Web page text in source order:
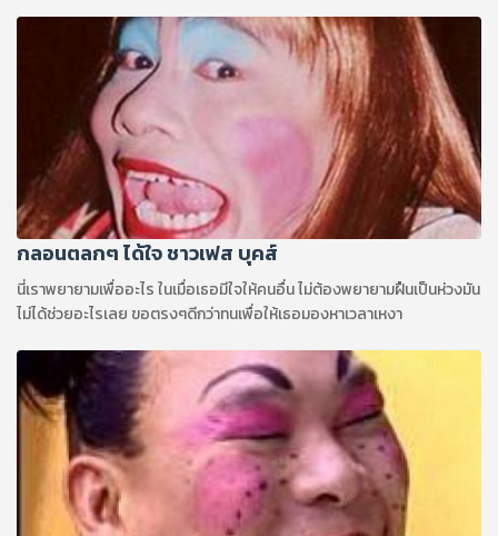
กลอนตลกๆ ได้ใจ ชาวเฟส บุคส์
นี่เราพยายามเพื่ออะไร ในเมื่อเธอมีใจให้คนอื่น ไม่ต้องพยายามฝืนเป็นห่วงมัน
ไม่ได้ช่วยอะไรเลย ขอตรงๆดีกว่าทนเพื่อให้เธอมองหาเวลาเหงา